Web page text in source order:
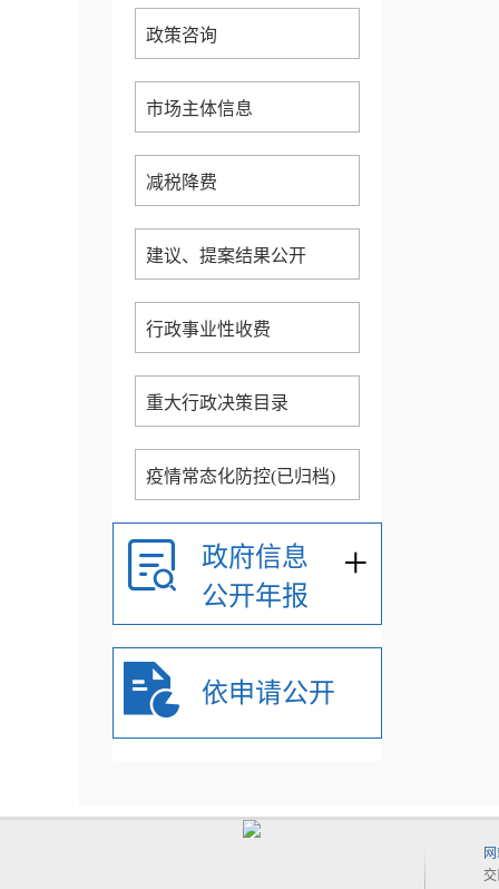
政策咨询
市场主体信息
减税降费
建议、提案结果公开
行政事业性收费
重大行政决策目录
疫情常态化防控(已归档)
政府信息
公开年报
+
依申请公开